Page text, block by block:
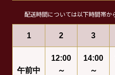
配送時間については以下時間帯か
1 2 3
午前中
12:00
～
14:00
～